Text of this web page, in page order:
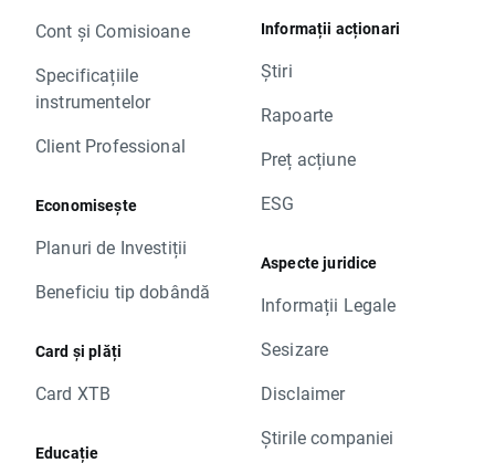
Cont și Comisioane
Specificațiile
instrumentelor
Client Professional
Economisește
Planuri de Investiții
Beneficiu tip dobândă
Card și plăți
Card XTB
Educație
Informații acționari
Știri
Rapoarte
Preț acțiune
ESG
Aspecte juridice
Informații Legale
Sesizare
Disclaimer
Știrile companiei